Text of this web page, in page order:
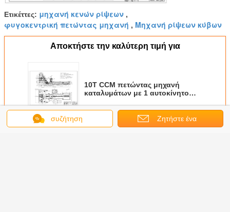
Ετικέττες: μηχανή κενών ρίψεων ,
φυγοκεντρική πετώντας μηχανή , Μηχανή ρίψεων κύβων
Αποκτήστε την καλύτερη τιμή για
10T CCM πετώντας μηχανή
καταλυμάτων με 1 αυτοκίνητο
πυργίσκο κουταλών
Να συνεχίσει
συζήτηση Ζητήστε ένα